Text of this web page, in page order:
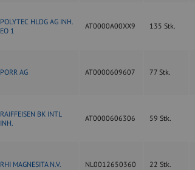
POLYTEC HLDG AG INH.
EO 1
AT0000A00XX9 135 Stk.
PORR AG AT0000609607 77 Stk.
RAIFFEISEN BK INTL
INH.
AT0000606306 59 Stk.
RHI MAGNESITA N.V. NL0012650360 22 Stk.